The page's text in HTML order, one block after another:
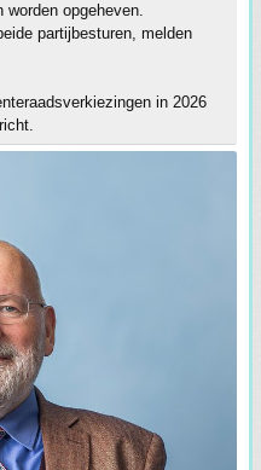
worden opgeheven.
partijbesturen, melden
in 2026